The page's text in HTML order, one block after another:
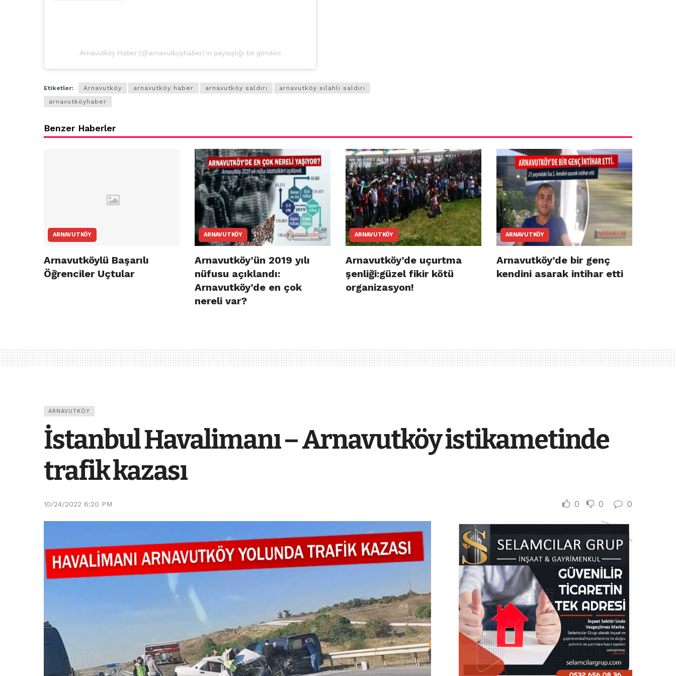
Arnavutköy Haber (@arnavutkoyhaber)’in paylaştığı bir gönderi
Etiketler: Arnavutköy arnavutköy haber arnavutköy saldırı
arnavutköy silahlı saldırı
arnavutköyhaber
Benzer Haberler
ARNAVUTKÖY
Arnavutköylü Başarılı
Öğrenciler Uçtular
ARNAVUTKÖY
Arnavutköy’ün 2019 yılı
nüfusu açıklandı:
Arnavutköy’de en çok
nereli var?
ARNAVUTKÖY
Arnavutköy’de uçurtma
şenliği:güzel fikir kötü
organizasyon!
ARNAVUTKÖY
Arnavutköy’de bir genç
kendini asarak intihar etti
ARNAVUTKÖY
İstanbul Havalimanı – Arnavutköy istikametinde
trafik kazası
10/24/2022 6:20 PM 0 0 0